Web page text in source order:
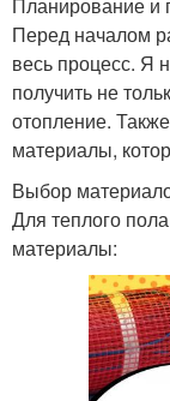
Перед началом
весь процесс. Я
получить не
отопление.
материалы,
Выбор
Для теплого
материалы: